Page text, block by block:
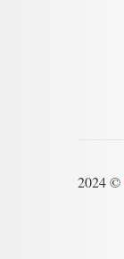
2024 ©